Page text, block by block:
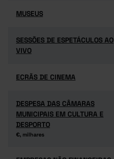
MUSEUS
MUSEUS
SESSÕES DE ESPETÁCULOS AO
VIVO
SESSÕES DE ESPETÁCULOS AO
VIVO
ECRÃS DE CINEMA
ECRÃS DE CINEMA
DESPESA DAS CÂMARAS
MUNICIPAIS EM CULTURA E
DESPORTO
€, milhares
DESPESA DAS CÂMARAS
MUNICIPAIS EM CULTURA E
DESPORTO
€, milhares